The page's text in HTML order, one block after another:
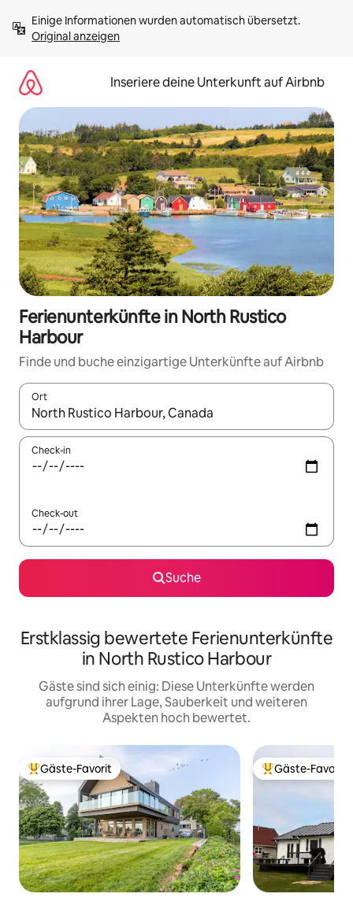
Inhalten
springenOriginal anzeigen
Inseriere deine Unterkunft auf Airbnb
Ferienunterkünfte in North Rustico
Harbour
Finde und buche einzigartige Unterkünfte auf Airbnb
Ort
Wenn Ergebnisse verfügbar sind, navigiere mit den
Check-in
Check-out
Suche
Erstklassig bewertete Ferienunterkünfte
in North Rustico Harbour
Gäste sind sich einig: Diese Unterkünfte werden
aufgrund ihrer Lage, Sauberkeit und weiteren
Aspekten hoch bewertet.
Beliebter Gäste-Favorit.
Gäste-Favorit Beliebter Gäste-
Gäste-Favorit